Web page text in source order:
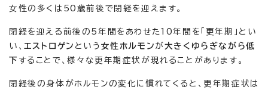
女性の多くは50歳前後で閉経を迎えます。
閉経を迎える前後の5年間をあわせた10年間を「更年期」とい
い、エストロゲン という 女性ホルモン が大きくゆらぎながら低
下 することで、様々な更年期症状が現れることがあります。
閉経後の身体がホルモンの変化に慣れてくると、更年期症状は